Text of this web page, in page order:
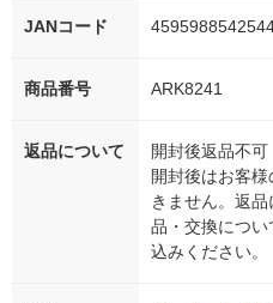
JANコード
商品番号 ARK8241
返品について
開封後返品不可
開封後はお客
きません。返
品・交換につい
込みください。